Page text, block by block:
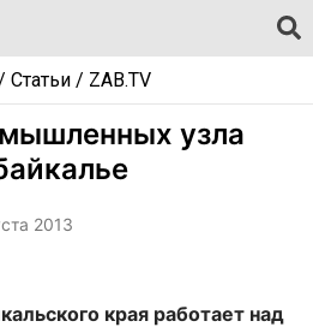
Статьи/ ZAB.TV
узла
2013
края работает над